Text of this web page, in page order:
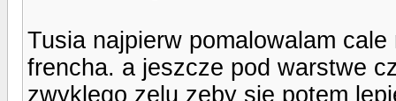
Tusia najpierw pomalowalam
frencha. a jeszcze pod warstwe
zwyklego zelu zeby sie potem